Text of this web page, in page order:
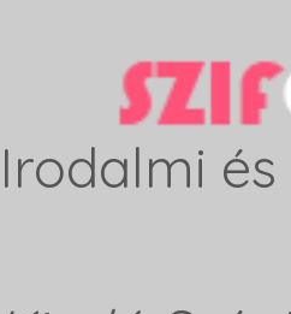
Irodalmi